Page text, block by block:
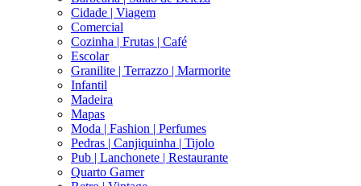
Cidade | Viagem
Comercial
Cozinha | Frutas | Café
Escolar
Granilite | Terrazzo | Marmorite
Infantil
Madeira
Mapas
Moda | Fashion | Perfumes
Pedras | Canjiquinha | Tijolo
Pub | Lanchonete | Restaurante
Quarto Gamer